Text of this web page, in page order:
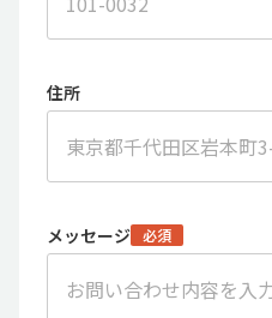
住所
メッセージ 必須